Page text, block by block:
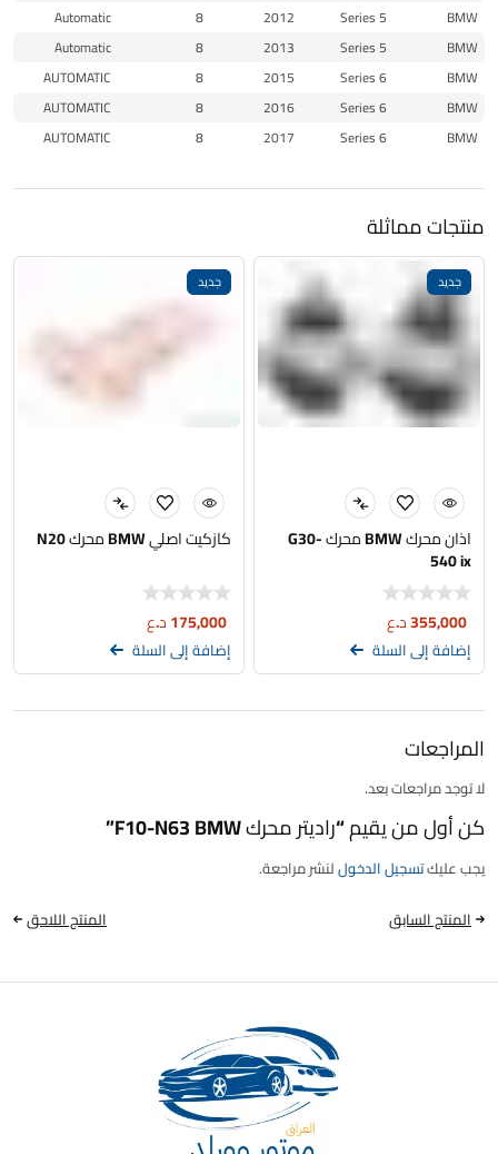
BMW
5 Series
2012
8
Automatic
BMW
5 Series
2013
8
Automatic
BMW
6 Series
2015
8
AUTOMATIC
BMW
6 Series
2016
8
AUTOMATIC
BMW
6 Series
2017
8
AUTOMATIC
منتجات مماثلة
جديد
اذان محرك BMW محرك G30-
540 ix
355,000د.ع
إضافة إلى السلة
جديد
كازكيت اصلي BMW محرك N20
175,000د.ع
إضافة إلى السلة
المراجعات
لا توجد مراجعات بعد.
كن أول من يقيم “راديتر محرك F10-N63 BMW”
يجب عليكتسجيل الدخوللنشر مراجعة.
المنتج السابق
المنتج اللاحق